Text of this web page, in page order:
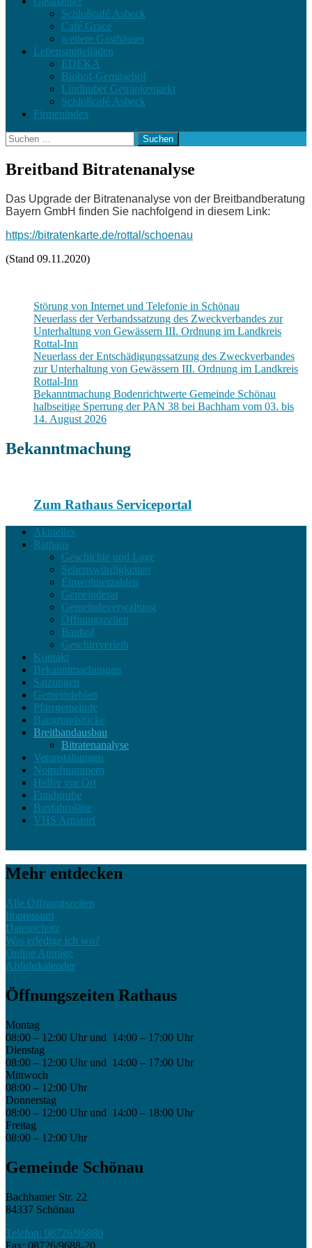
Schloßcafé Asbeck
Café Grace
weitere Gasthäuser
Lebensmittelläden
EDEKA
Biohof-Gemüsehof
Lindhuber Getränkemarkt
Schloßcafé Asbeck
Firmenindex
Suchen
nach:
Breitband Bitratenanalyse
Das Upgrade der Bitratenanalyse von der Breitbandberatung
Bayern GmbH finden Sie nachfolgend in diesem Link:
https://bitratenkarte.de/rottal/schoenau
(Stand 09.11.2020)
Störung von Internet und Telefonie in Schönau
Neuerlass der Verbandssatzung des Zweckverbandes zur
Unterhaltung von Gewässern III. Ordnung im Landkreis
Rottal-Inn
Neuerlass der Entschädigungssatzung des Zweckverbandes
zur Unterhaltung von Gewässern III. Ordnung im Landkreis
Rottal-Inn
Bekanntmachung Bodenrichtwerte Gemeinde Schönau
halbseitige Sperrung der PAN 38 bei Bachham vom 03. bis
14. August 2026
Bekanntmachung
Zum Rathaus Serviceportal
Aktuelles
Rathaus
Geschichte und Lage
Sehenswürdigkeiten
Einwohnerzahlen
Gemeinderat
Gemeindeverwaltung
Öffnungszeiten
Bauhof
Geschirrverleih
Kontakt
Bekanntmachungen
Satzungen
Gemeindeblatt
Pfarrgemeinde
Baugrundstücke
Breitbandausbau
Bitratenanalyse
Veranstaltungen
Notrufnummern
Helfer vor Ort
Fundgrube
Busfahrpläne
VHS Arnstorf
Mehr entdecken
Alle Öffnungszeiten
Impressum
Datenschutz
Was erledige ich wo?
Online Anträge
Abfuhrkalender
Öffnungszeiten Rathaus
Montag
08:00 – 12:00 Uhr und 14:00 – 17:00 Uhr
Dienstag
08:00 – 12:00 Uhr und 14:00 – 17:00 Uhr
Mittwoch
08:00 – 12:00 Uhr
Donnerstag
08:00 – 12:00 Uhr und 14:00 – 18:00 Uhr
Freitag
08:00 – 12:00 Uhr
Gemeinde Schönau
Bachhamer Str. 22
84337 Schönau
Telefon: 08726/96880
Fax: 08726/9688-20